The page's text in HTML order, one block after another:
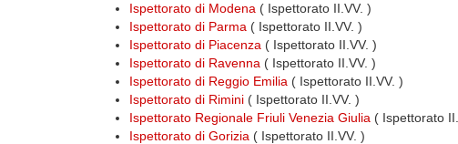
Ispettorato di Modena ( Ispettorato II.VV. )
Ispettorato di Parma ( Ispettorato II.VV. )
Ispettorato di Piacenza ( Ispettorato II.VV. )
Ispettorato di Ravenna ( Ispettorato II.VV. )
Ispettorato di Reggio Emilia ( Ispettorato II.VV. )
Ispettorato di Rimini ( Ispettorato II.VV. )
Ispettorato Regionale Friuli Venezia Giulia ( Ispettorato
Ispettorato di Gorizia ( Ispettorato II.VV. )